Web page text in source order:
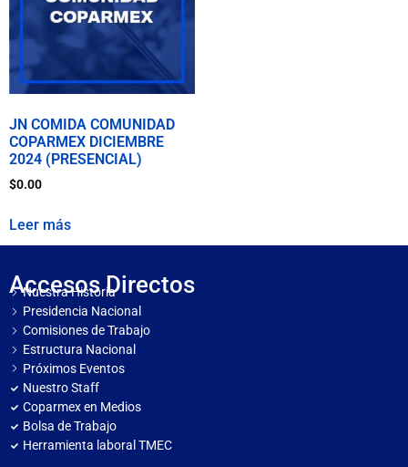
JN COMIDA COMUNIDAD
COPARMEX DICIEMBRE
2024 (PRESENCIAL)
$0.00
Leer más
Accesos Directos
Nuestra Historia
Presidencia Nacional
Comisiones de Trabajo
Estructura Nacional
Próximos Eventos
Nuestro Staff
Coparmex en Medios
Bolsa de Trabajo
Herramienta laboral TMEC